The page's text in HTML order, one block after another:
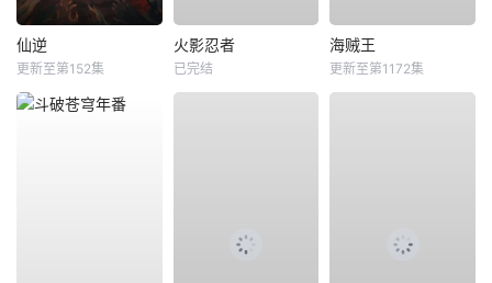
仙逆
更新至第152集
火影忍者
已完结
海贼王
更新至第1172集